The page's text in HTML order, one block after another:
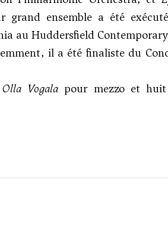
grand ensemble a été
au Huddersfield
il a été finaliste du
Vogalapour mezzo et